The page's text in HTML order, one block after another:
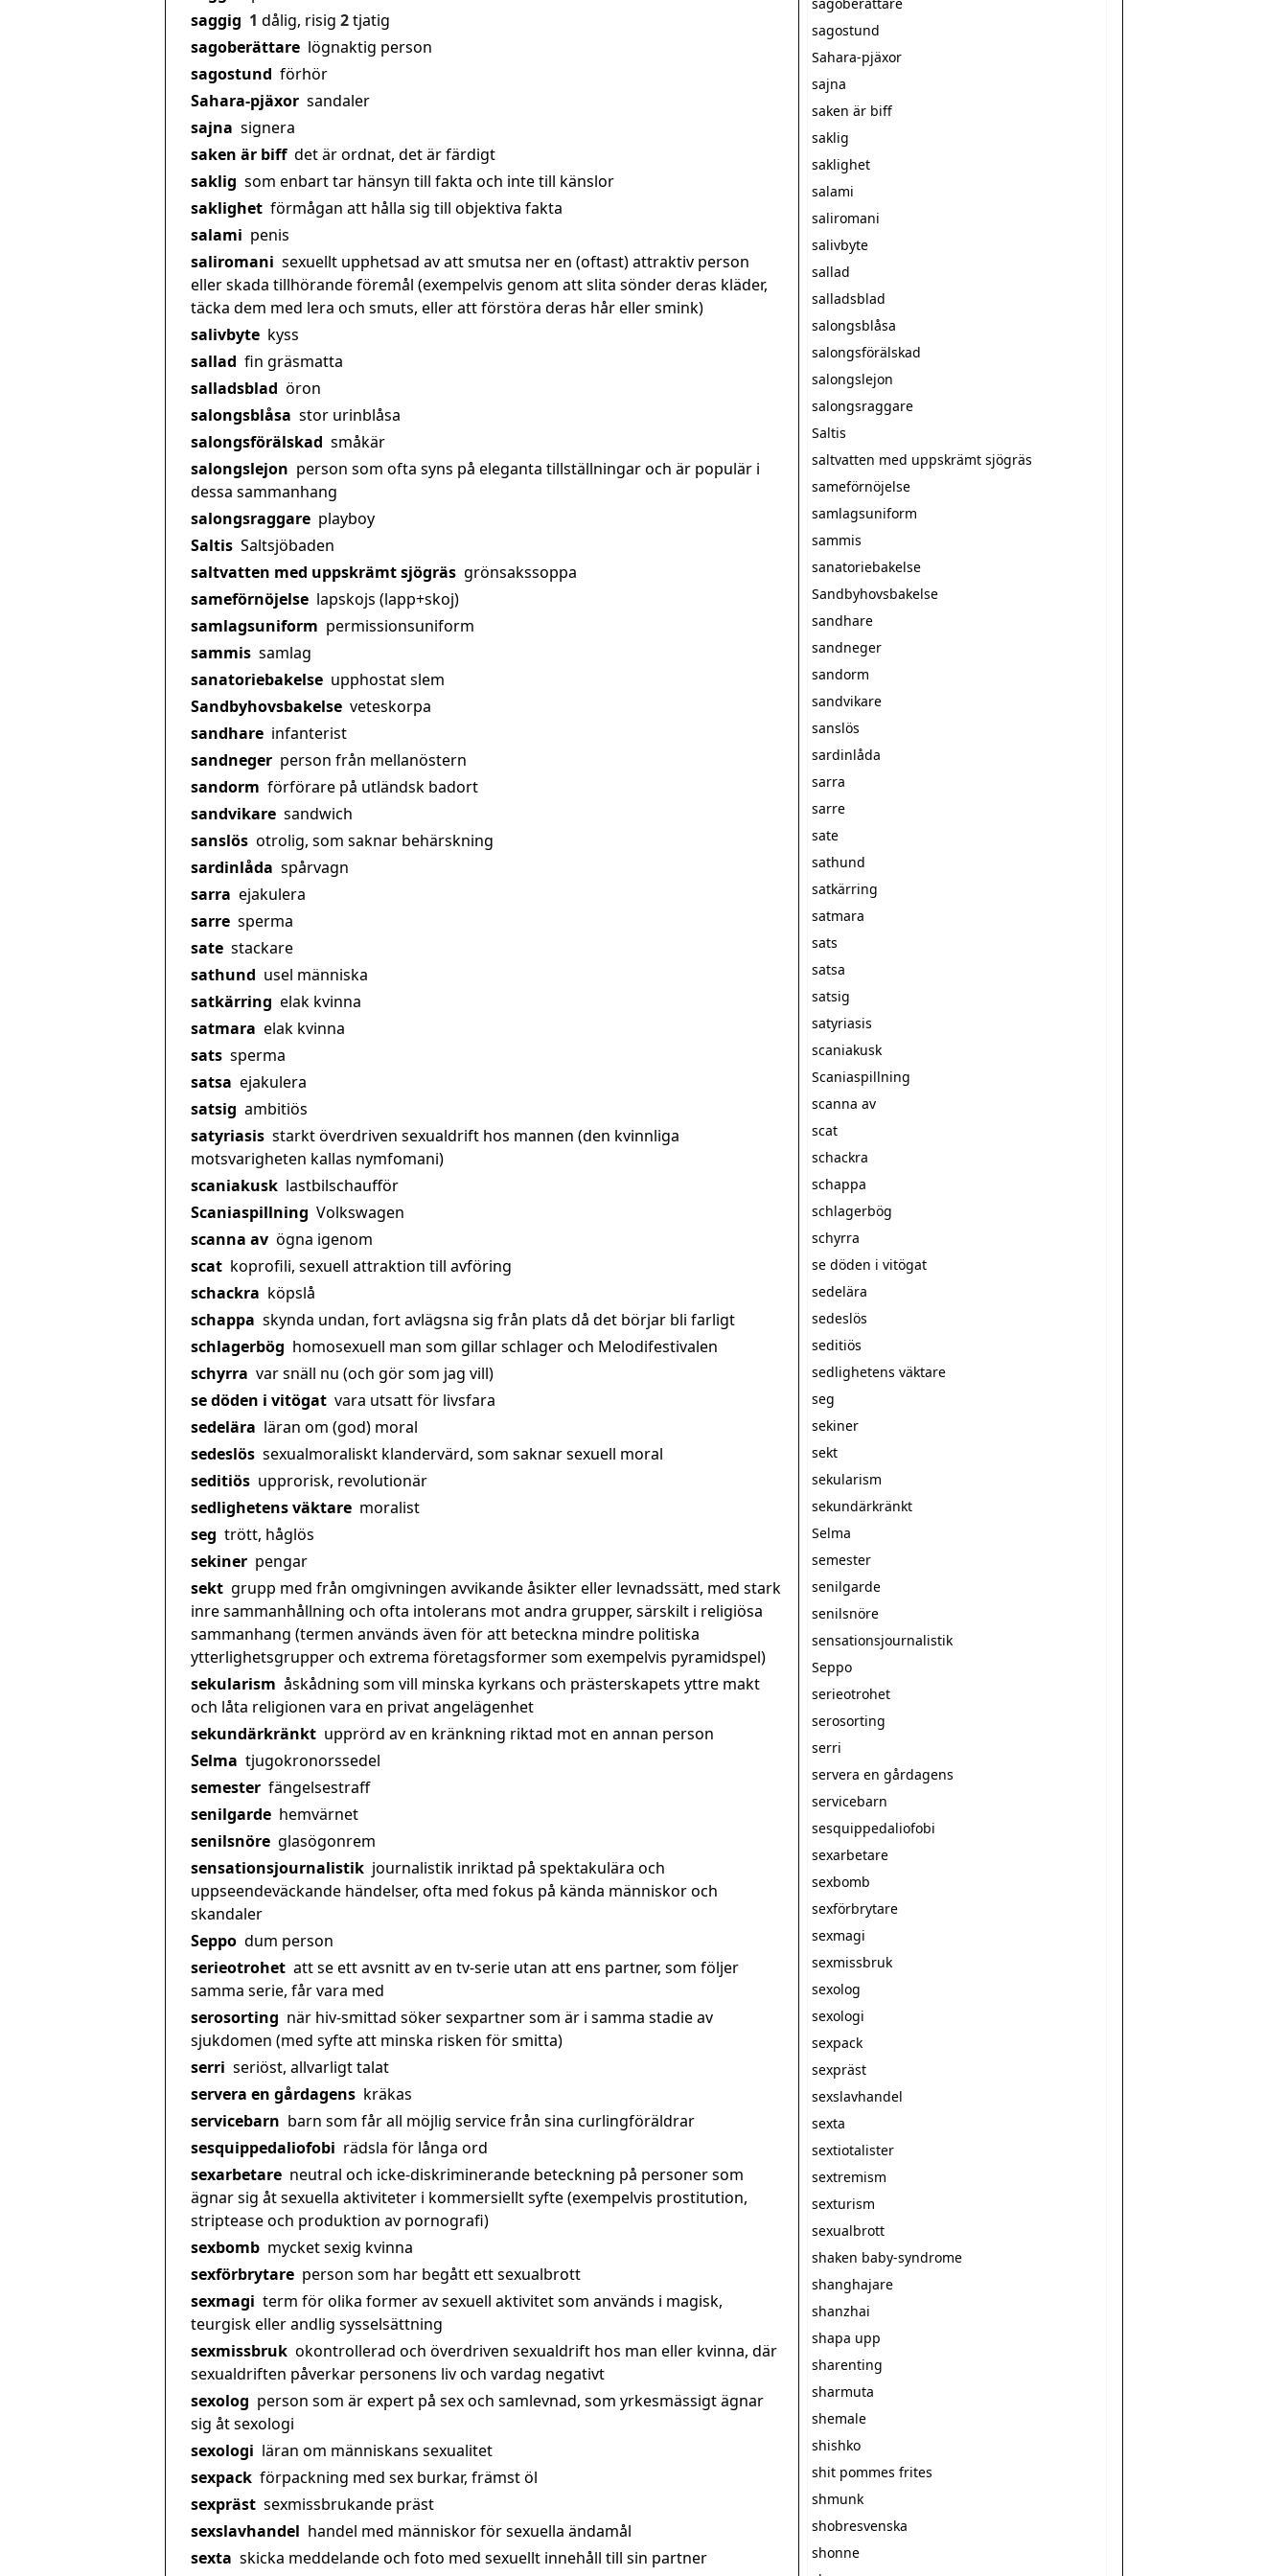
saggig 1 dålig, risig 2tjatig
sagoberättare lögnaktig person
sagostund förhör
Sahara-pjäxor sandaler
sajna signera
saken är biff det är ordnat, det är färdigt
saklig som enbart tar hänsyn till fakta och inte till känslor
saklighet förmågan att hålla sig till objektiva fakta
salami penis
saliromani sexuellt upphetsad av att smutsa ner en (oftast) attraktiv person
eller skada tillhörande föremål (exempelvis genom att slita sönder deras kläder,
täcka dem med lera och smuts, eller att förstöra deras hår eller smink)
salivbyte kyss
sallad fin gräsmatta
salladsblad öron
salongsblåsa stor urinblåsa
salongsförälskad småkär
salongslejon person som ofta syns på eleganta tillställningar och är populär i
dessa sammanhang
salongsraggare playboy
Saltis Saltsjöbaden
saltvatten med uppskrämt sjögräs grönsakssoppa
sameförnöjelse lapskojs (lapp+skoj)
samlagsuniform permissionsuniform
sammis samlag
sanatoriebakelse upphostat slem
Sandbyhovsbakelse veteskorpa
sandhare infanterist
sandneger person från mellanöstern
sandorm förförare på utländsk badort
sandvikare sandwich
sanslös otrolig, som saknar behärskning
sardinlåda spårvagn
sarra ejakulera
sarre sperma
sate stackare
sathund usel människa
satkärring elak kvinna
satmara elak kvinna
sats sperma
satsa ejakulera
satsig ambitiös
satyriasis starkt överdriven sexualdrift hos mannen (den kvinnliga
motsvarigheten kallas nymfomani)
scaniakusk lastbilschaufför
Scaniaspillning Volkswagen
scanna av ögna igenom
scat koprofili, sexuell attraktion till avföring
schackra köpslå
schappa skynda undan, fort avlägsna sig från plats då det börjar bli farligt
schlagerbög homosexuell man som gillar schlager och Melodifestivalen
schyrra var snäll nu (och gör som jag vill)
se döden i vitögat vara utsatt för livsfara
sedelära läran om (god) moral
sedeslös sexualmoraliskt klandervärd, som saknar sexuell moral
seditiös upprorisk, revolutionär
sedlighetens väktare moralist
seg trött, håglös
sekiner pengar
sekt grupp med från omgivningen avvikande åsikter eller levnadssätt, med stark
inre sammanhållning och ofta intolerans mot andra grupper, särskilt i religiösa
sammanhang (termen används även för att beteckna mindre politiska
ytterlighetsgrupper och extrema företagsformer som exempelvis pyramidspel)
sekularism åskådning som vill minska kyrkans och prästerskapets yttre makt
och låta religionen vara en privat angelägenhet
sekundärkränkt upprörd av en kränkning riktad mot en annan person
Selma tjugokronorssedel
semester fängelsestraff
senilgarde hemvärnet
senilsnöre glasögonrem
sensationsjournalistik journalistik inriktad på spektakulära och
uppseendeväckande händelser, ofta med fokus på kända människor och
skandaler
Seppo dum person
serieotrohet att se ett avsnitt av en tv-serie utan att ens partner, som följer
samma serie, får vara med
serosorting när hiv-smittad söker sexpartner som är i samma stadie av
sjukdomen (med syfte att minska risken för smitta)
serri seriöst, allvarligt talat
servera en gårdagens kräkas
servicebarn barn som får all möjlig service från sina curlingföräldrar
sesquippedaliofobi rädsla för långa ord
sexarbetare neutral och icke-diskriminerande beteckning på personer som
ägnar sig åt sexuella aktiviteter i kommersiellt syfte (exempelvis prostitution,
striptease och produktion av pornografi)
sexbomb mycket sexig kvinna
sexförbrytare person som har begått ett sexualbrott
sexmagi term för olika former av sexuell aktivitet som används i magisk,
teurgisk eller andlig sysselsättning
sexmissbruk okontrollerad och överdriven sexualdrift hos man eller kvinna, där
sexualdriften påverkar personens liv och vardag negativt
sexolog person som är expert på sex och samlevnad, som yrkesmässigt ägnar
sig åt sexologi
sexologi läran om människans sexualitet
sexpack förpackning med sex burkar, främst öl
sexpräst sexmissbrukande präst
sexslavhandel handel med människor för sexuella ändamål
sexta skicka meddelande och foto med sexuellt innehåll till sin partner
sagostund
Sahara-pjäxor
sajna
saken är biff
saklig
saklighet
salami
saliromani
salivbyte
sallad
salladsblad
salongsblåsa
salongsförälskad
salongslejon
salongsraggare
Saltis
saltvatten med uppskrämt sjögräs
sameförnöjelse
samlagsuniform
sammis
sanatoriebakelse
Sandbyhovsbakelse
sandhare
sandneger
sandorm
sandvikare
sanslös
sardinlåda
sarra
sarre
sate
sathund
satkärring
satmara
sats
satsa
satsig
satyriasis
scaniakusk
Scaniaspillning
scanna av
scat
schackra
schappa
schlagerbög
schyrra
se döden i vitögat
sedelära
sedeslös
seditiös
sedlighetens väktare
seg
sekiner
sekt
sekularism
sekundärkränkt
Selma
semester
senilgarde
senilsnöre
sensationsjournalistik
Seppo
serieotrohet
serosorting
serri
servera en gårdagens
servicebarn
sesquippedaliofobi
sexarbetare
sexbomb
sexförbrytare
sexmagi
sexmissbruk
sexolog
sexologi
sexpack
sexpräst
sexslavhandel
sexta
sextiotalister
sextremism
sexturism
sexualbrott
shaken baby-syndrome
shanghajare
shanzhai
shapa upp
sharenting
sharmuta
shemale
shishko
shit pommes frites
shmunk
shobresvenska
shonne